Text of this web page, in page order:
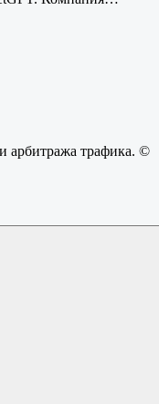
арбитража трафика. ©